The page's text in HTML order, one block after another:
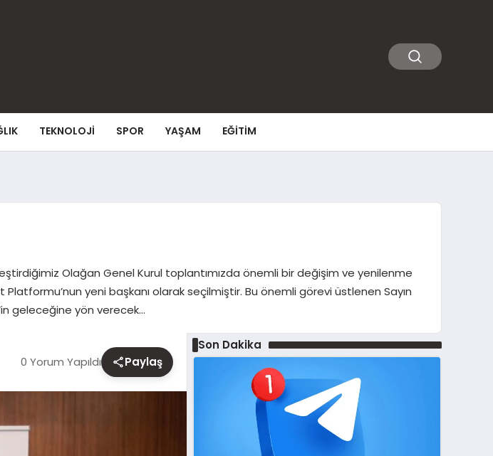
TEKNOLOJI SPOR YAŞAM EĞITIM
Olağan Genel Kurul toplantımızda önemli bir değişim ve yenilenme
yeni başkanı olarak seçilmiştir. Bu önemli görevi üstlenen Sayın
geleceğine yön verecek…
0 Yorum Yapıldı Paylaş
Son Dakika